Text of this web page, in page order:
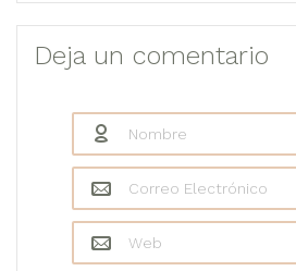
Deja un comentario
Nombre